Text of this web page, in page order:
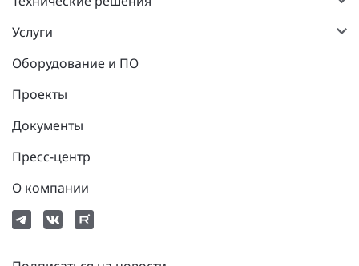
Услуги
Оборудование и ПО
Проекты
Документы
Пресс-центр
О компании